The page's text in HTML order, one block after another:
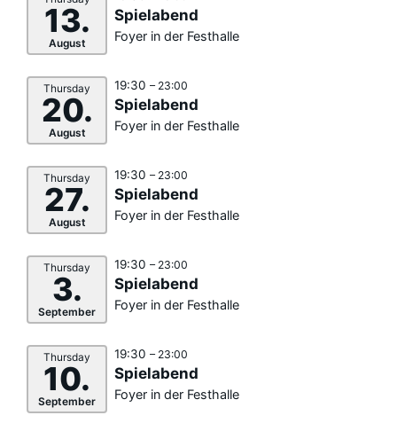
13.
August
Spielabend
Foyer in der Festhalle
Thursday
20.
August
19:30 – 23:00
Spielabend
Foyer in der Festhalle
Thursday
27.
August
19:30 – 23:00
Spielabend
Foyer in der Festhalle
Thursday
3.
September
19:30 – 23:00
Spielabend
Foyer in der Festhalle
Thursday
10.
September
19:30 – 23:00
Spielabend
Foyer in der Festhalle